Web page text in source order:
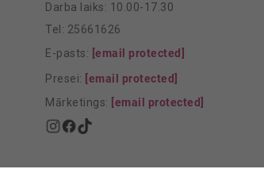
Darba laiks: 10.00-17.30
Tel: 25661626
E-pasts: [email protected]
Presei: [email protected]
Mārketings: [email protected]